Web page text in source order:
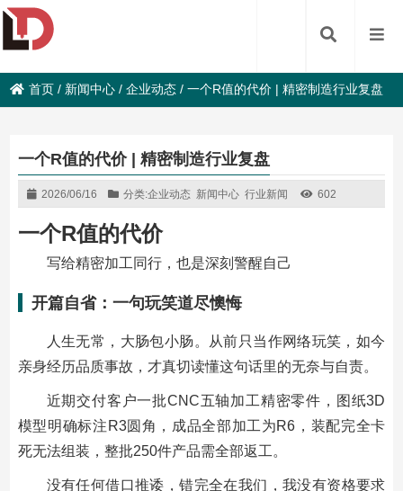
首页 / 新闻中心 /企业动态 /一个R值的代价 | 精密制造行业复盘
一个R值的代价 | 精密制造行业复盘
2026/06/16 分类:企业动态 新闻中心 行业新闻 602
一个R值的代价
写给精密加工同行，也是深刻警醒自己
开篇自省：一句玩笑道尽懊悔
人生无常，大肠包小肠。从前只当作网络玩笑，如今
亲身经历品质事故，才真切读懂这句话里的无奈与自责。
近期交付客户一批CNC五轴加工精密零件 ，图纸3D
模型明确标注R3圆角，成品全部加工为R6，装配完全卡
死无法组装，整批250件产品需全部返工。
没有任何借口推诿，错完全在我们，我没有资格要求